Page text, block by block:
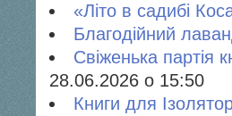
«Літо в садибі
Благодійний
Свіженька партія
28.06.2026 о 15:50
Книги для